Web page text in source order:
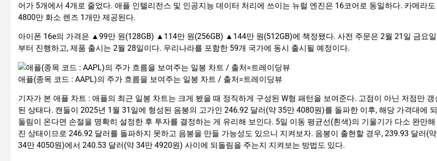
어가 5개에서 4개로 줄었다. 애플 인텔리전스 및 인공지능 데이터 처리에 쓰이는 뉴럴 엔진은 16코어로 동일하다. 카메라도
4800만 화소 렌즈 1개만 제공된다.
아이폰 16e의 가격은 ▲99만 원(128GB) ▲114만 원(256GB) ▲144만 원(512GB)에 책정됐다. 사전 주문은 2월 21일 금요일
부터 진행하고, 제품 출시는 2월 28일이다. 우리나라를 포함한 59개 국가에 동시 출시될 예정이다.
애플(종목 코드 : AAPL)의 주가 흐름을 보여주는 일봉 차트 / 출처=트레이딩뷰
기자가 본 애플 차트 : 애플의 최근 일봉 차트는 크게 봤을 때 정직하게 구성된 W형 패턴을 보여준다. 고점이 아닌 저점만 갱
된 상태다. 캔들이 2025년 1월 31일에 형성된 음봉의 고가인 246.92 달러(약 35만 4080원)를 돌파한 이후, 해당 가격대에 되
돌림이 온다면 손절을 명확히 설정한 후 투자를 결정하는 게 유리해 보인다. 5일 이동 평균선(흰색)의 기울기가 다소 완만해
진 상태이므로 246.92 달러를 돌파하지 못하고 음봉을 만들 가능성도 있으니 지켜보자. 음봉이 출현할 경우, 239.93 달러(약
34만 4050원)에서 240.53 달러(약 34만 4920원) 사이에 되돌림을 주는지 지켜보는 방법도 있다.